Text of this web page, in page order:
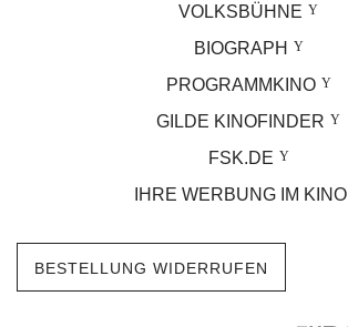
VOLKSBÜHNE
BIOGRAPH
PROGRAMMKINO
GILDE KINOFINDER
FSK.DE
IHRE WERBUNG IM KINO
BESTELLUNG WIDERRUFEN